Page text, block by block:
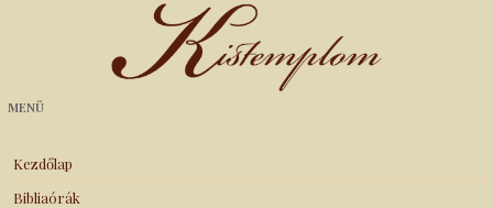
Kistemplom
MENÜ
Kezdőlap
Bibliaórák